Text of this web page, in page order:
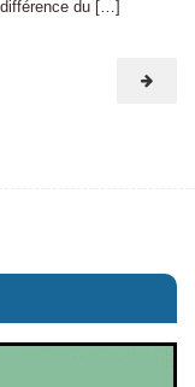
du […]